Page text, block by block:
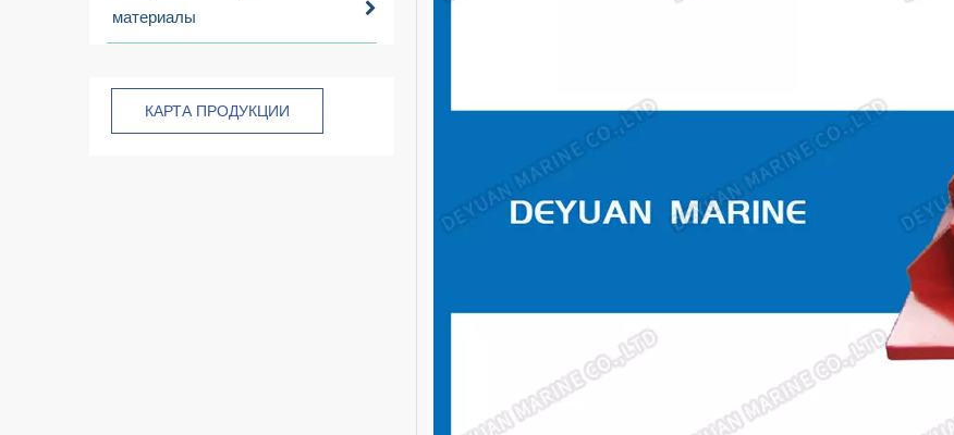
материалы
КАРТА ПРОДУКЦИИ